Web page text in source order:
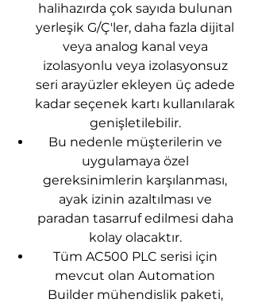
halihazırda çok sayıda bulunan
yerleşik G/Ç'ler, daha fazla dijital
veya analog kanal veya
izolasyonlu veya izolasyonsuz
seri arayüzler ekleyen üç adede
kadar seçenek kartı kullanılarak
genişletilebilir.
Bu nedenle müşterilerin ve
uygulamaya özel
gereksinimlerin karşılanması,
ayak izinin azaltılması ve
paradan tasarruf edilmesi daha
kolay olacaktır.
Tüm AC500 PLC serisi için
mevcut olan Automation
Builder mühendislik paketi,